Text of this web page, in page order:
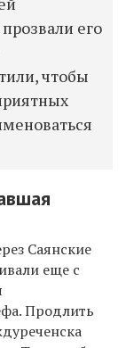
его
чтобы
Саянские
еще с
Продлить